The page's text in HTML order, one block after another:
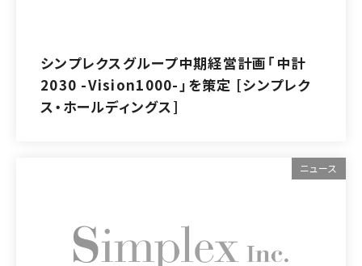
シンプレクスグループ中期経営計画「中計
2030 -Vision1000-」を策定 [シンプレク
ス・ホールディングス]
ニュース